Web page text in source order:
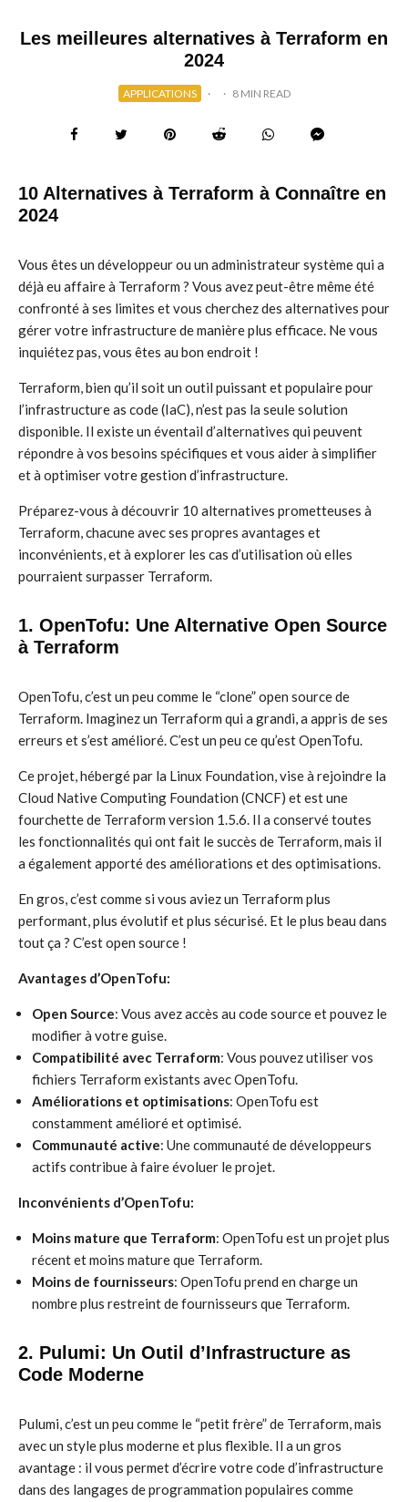
Les meilleures alternatives à Terraform en
2024
APPLICATIONS · · 8 MIN READ
10 Alternatives à Terraform à Connaître en
2024
Vous êtes un développeur ou un administrateur système qui a
déjà eu affaire à Terraform ? Vous avez peut-être même été
confronté à ses limites et vous cherchez des alternatives pour
gérer votre infrastructure de manière plus efficace. Ne vous
inquiétez pas, vous êtes au bon endroit !
Terraform, bien qu’il soit un outil puissant et populaire pour
l’infrastructure as code (IaC), n’est pas la seule solution
disponible. Il existe un éventail d’alternatives qui peuvent
répondre à vos besoins spécifiques et vous aider à simplifier
et à optimiser votre gestion d’infrastructure.
Préparez-vous à découvrir 10 alternatives prometteuses à
Terraform, chacune avec ses propres avantages et
inconvénients, et à explorer les cas d’utilisation où elles
pourraient surpasser Terraform.
1. OpenTofu: Une Alternative Open Source
à Terraform
OpenTofu, c’est un peu comme le “clone” open source de
Terraform. Imaginez un Terraform qui a grandi, a appris de ses
erreurs et s’est amélioré. C’est un peu ce qu’est OpenTofu.
Ce projet, hébergé par la Linux Foundation, vise à rejoindre la
Cloud Native Computing Foundation (CNCF) et est une
fourchette de Terraform version 1.5.6. Il a conservé toutes
les fonctionnalités qui ont fait le succès de Terraform, mais il
a également apporté des améliorations et des optimisations.
En gros, c’est comme si vous aviez un Terraform plus
performant, plus évolutif et plus sécurisé. Et le plus beau dans
tout ça ? C’est open source !
Avantages d’OpenTofu:
Open Source: Vous avez accès au code source et pouvez le
modifier à votre guise.
Compatibilité avec Terraform: Vous pouvez utiliser vos
fichiers Terraform existants avec OpenTofu.
Améliorations et optimisations: OpenTofu est
constamment amélioré et optimisé.
Communauté active: Une communauté de développeurs
actifs contribue à faire évoluer le projet.
Inconvénients d’OpenTofu:
Moins mature que Terraform: OpenTofu est un projet plus
récent et moins mature que Terraform.
Moins de fournisseurs: OpenTofu prend en charge un
nombre plus restreint de fournisseurs que Terraform.
2. Pulumi: Un Outil d’Infrastructure as
Code Moderne
Pulumi, c’est un peu comme le “petit frère” de Terraform, mais
avec un style plus moderne et plus flexible. Il a un gros
avantage : il vous permet d’écrire votre code d’infrastructure
dans des langages de programmation populaires comme